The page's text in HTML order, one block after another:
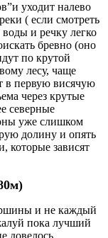
уходит налево
( если смотреть
и речку легко
бревно (оно
по крутой
лесу, чаще
в первую висячую
через крутые
северные
уже слишком
долину и опять
которые зависят
и не каждый
пока лучший